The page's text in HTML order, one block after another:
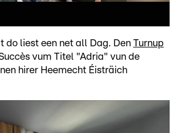
do liest een net all Dag. Den Turnup
vum Titel "Adria" vun de
hirer Heemecht Éisträich